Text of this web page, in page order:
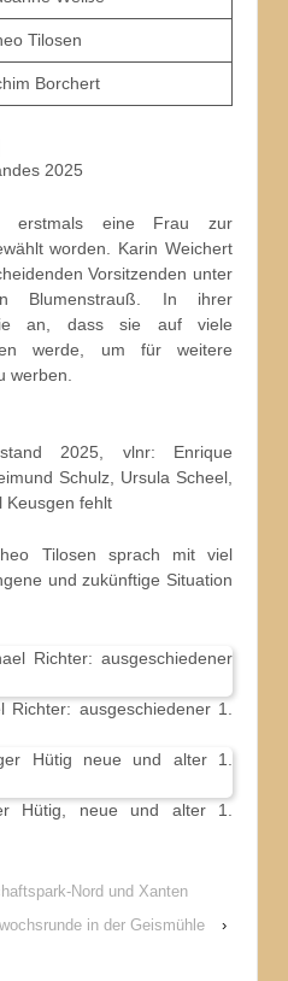
Tilosen
Borchert
2025
erstmals eine Frau zur
worden. Karin Weichert
Vorsitzenden unter
Blumenstrauß. In ihrer
an, dass sie auf viele
werde, um für weitere
werben.
2025, vlnr: Enrique
Schulz, Ursula Scheel,
Keusgen fehlt
Tilosen sprach mit viel
und zukünftige Situation
ausgeschiedener 1.
Hütig, neue und alter 1.
Nord und Xanten
in der Geismühle
›